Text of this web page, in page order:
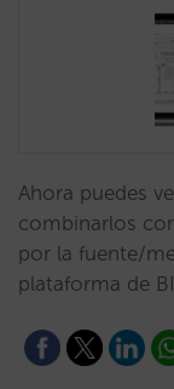
Ahora puedes
combinarlos
por la fuente/
plataforma de